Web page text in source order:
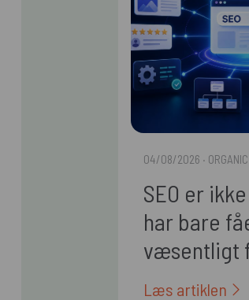
04/08/2026 ·
SEO er
har bare
væsentligt
Læs artiklen